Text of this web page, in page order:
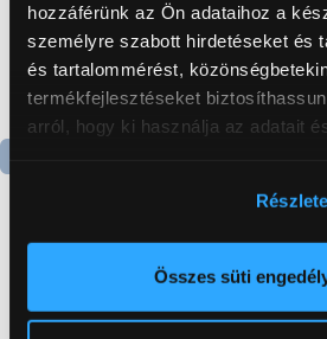
hozzáférünk az Ön adataihoz a
személyre szabott hirdetéseket és
és tartalommérést,
termékfejlesztéseket
arról, hogy ki használja az adatait
elhelyezkedéséről pár méteres
Az Ön készülékén
Összes süti
Samsung Galaxy S25
Okostelefon, Ezüstkék